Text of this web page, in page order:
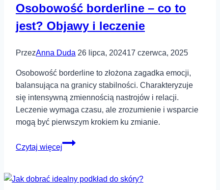
Osobowość borderline – co to
jest? Objawy i leczenie
PrzezAnna Duda 26 lipca, 202417 czerwca, 2025
Osobowość borderline to złożona zagadka emocji,
balansująca na granicy stabilności. Charakteryzuje
się intensywną zmiennością nastrojów i relacji.
Leczenie wymaga czasu, ale zrozumienie i wsparcie
mogą być pierwszym krokiem ku zmianie.
Czytaj więcej
Osobowość
co